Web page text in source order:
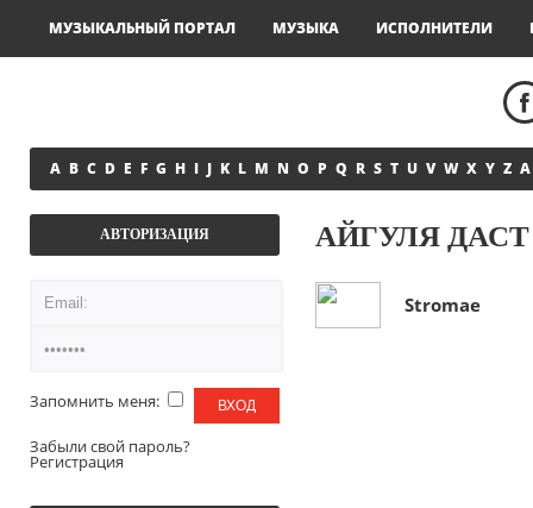
МУЗЫКАЛЬНЫЙ ПОРТАЛ МУЗЫКА ИСПОЛНИТЕЛИ
A B C D E F G H I J K L M N O P Q R S T U V W X Y Z А
АВТОРИЗАЦИЯ
Запомнить меня:
Забыли свой пароль?
Регистрация
АЙГУЛЯ
Stromae